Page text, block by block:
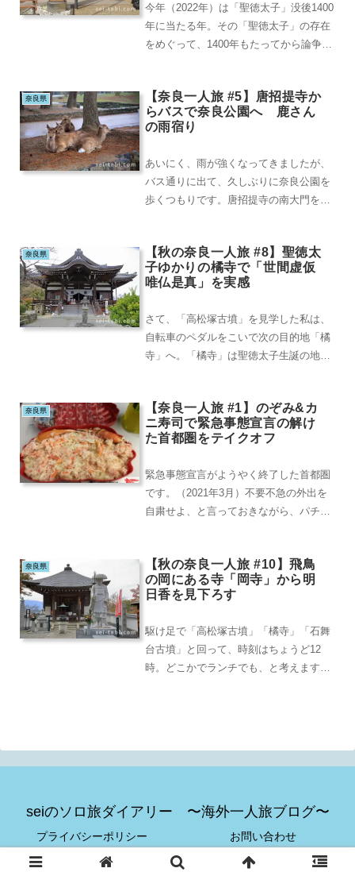
今年（2022年）は「聖徳太子」没後1400
年に当たる年。その「聖徳太子」の存在
をめぐって、1400年もたってから論争が
奈良県
【奈良一人旅 #5】唐招提寺か
らバスで奈良公園へ 鹿さん
の雨宿り
あいにく、雨が強くなってきましたが、
バス通りに出て、久しぶりに奈良公園を
歩くつもりです。唐招提寺の南大門を出
奈良県
【秋の奈良一人旅 #8】聖徳太
子ゆかりの橘寺で「世間虚仮
唯仏是真」を実感
さて、「高松塚古墳」を見学した私は、
自転車のペダルをこいで次の目的地「橘
寺」へ。「橘寺」は聖徳太子生誕の地と
奈良県
【奈良一人旅 #1】のぞみ&カ
ニ寿司で緊急事態宣言の解け
た首都圏をテイクオフ
緊急事態宣言がようやく終了した首都圏
です。（2021年3月）不要不急の外出を
自粛せよ、と言っておきながら、パチン
奈良県
【秋の奈良一人旅 #10】飛鳥
の岡にある寺「岡寺」から明
日香を見下ろす
駆け足で「高松塚古墳」「橘寺」「石舞
台古墳」と回って、時刻はちょうど12
時。どこかでランチでも、と考えます
seiのソロ旅ダイアリー 〜海外一人旅ブログ〜
プライバシーポリシー お問い合わせ
© 2019-2026 seiのソロ旅ダイアリー 〜海外一人旅ブログ〜.